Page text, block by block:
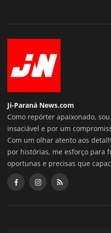
Ji-Paraná News.com
Como repórter apaixonado,
insaciável e por um
Com um olhar atento aos
por histórias, me esforço para
oportunas e precisas que